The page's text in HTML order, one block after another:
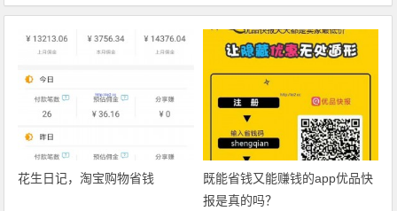
花生日记，淘宝购物省钱
既能省钱又能赚钱的app优品快
报是真的吗？